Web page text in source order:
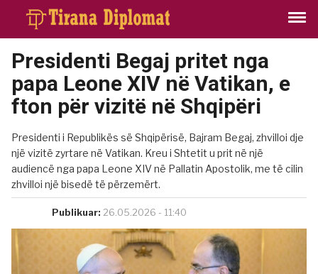
Presidenti Begaj pritet nga
papa Leone XIV në Vatikan, e
fton për vizitë në Shqipëri
Presidenti i Republikës së Shqipërisë, Bajram Begaj, zhvilloi dje
një vizitë zyrtare në Vatikan. Kreu i Shtetit u prit në një
audiencë nga papa Leone XIV në Pallatin Apostolik, me të cilin
zhvilloi një bisedë të përzemërt.
Publikuar: 26.05.2026 - 11:40